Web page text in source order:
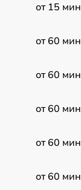
от 15 мин
от 60 мин
от 60 мин
от 60 мин
от 60 мин
от 60 мин